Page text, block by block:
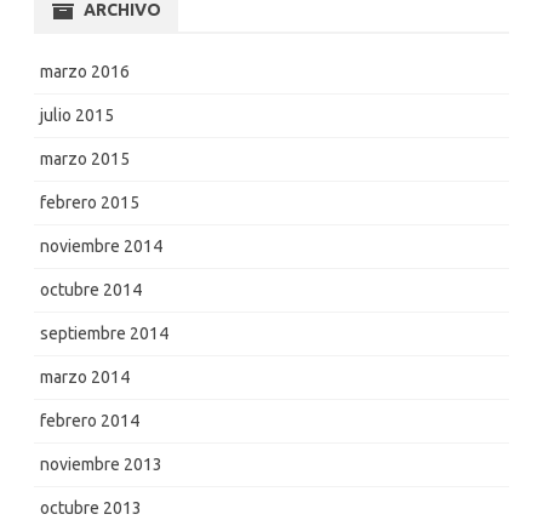
ARCHIVO
marzo 2016
julio 2015
marzo 2015
febrero 2015
noviembre 2014
octubre 2014
septiembre 2014
marzo 2014
febrero 2014
noviembre 2013
octubre 2013